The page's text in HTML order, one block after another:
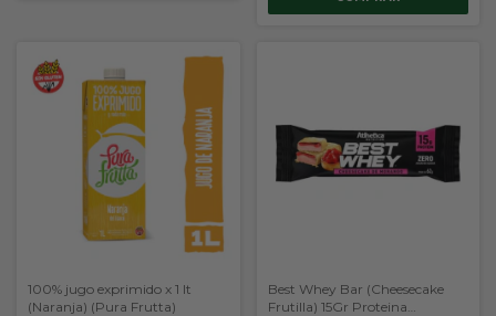
100% jugo exprimido x 1 lt
(Naranja) (Pura Frutta)
Best Whey Bar (Cheesecake
Frutilla) 15Gr Proteina